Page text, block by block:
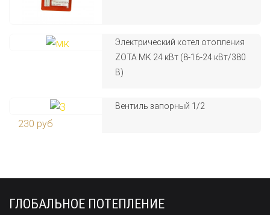
Электрический котел отопления
ZOTA MK 24 кВт (8-16-24 кВт/380
В)
Вентиль запорный 1/2
230 руб
ГЛОБАЛЬНОЕ ПОТЕПЛЕНИЕ